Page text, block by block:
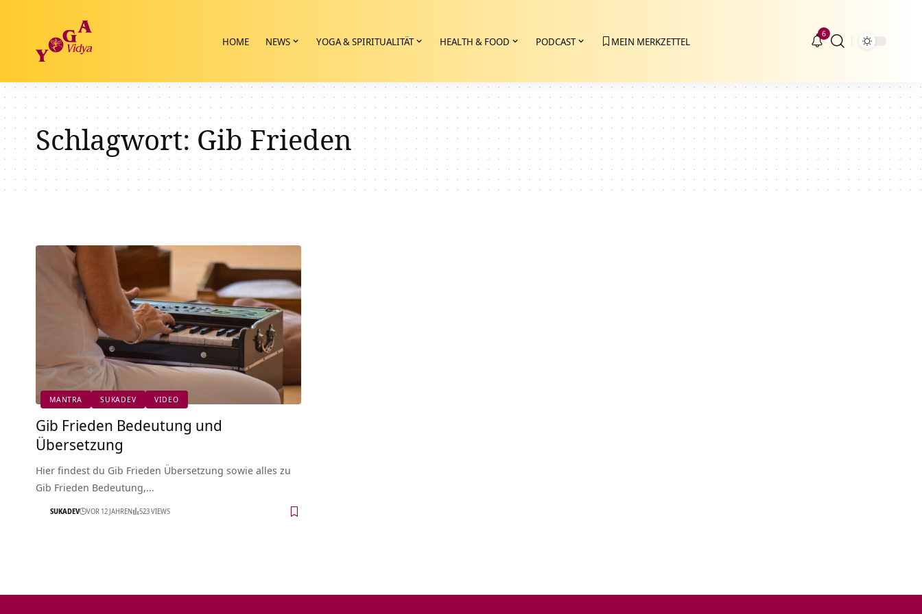
HOME NEWS YOGA & SPIRITUALITÄT HEALTH & FOOD PODCAST MEIN MERKZETTEL
6
Schlagwort: Gib Frieden
MANTRA SUKADEV VIDEO
Gib Frieden Bedeutung und
Übersetzung
Hier findest du Gib Frieden Übersetzung sowie alles zu
Gib Frieden Bedeutung,…
SUKADEV VOR 12 JAHREN 523 VIEWS